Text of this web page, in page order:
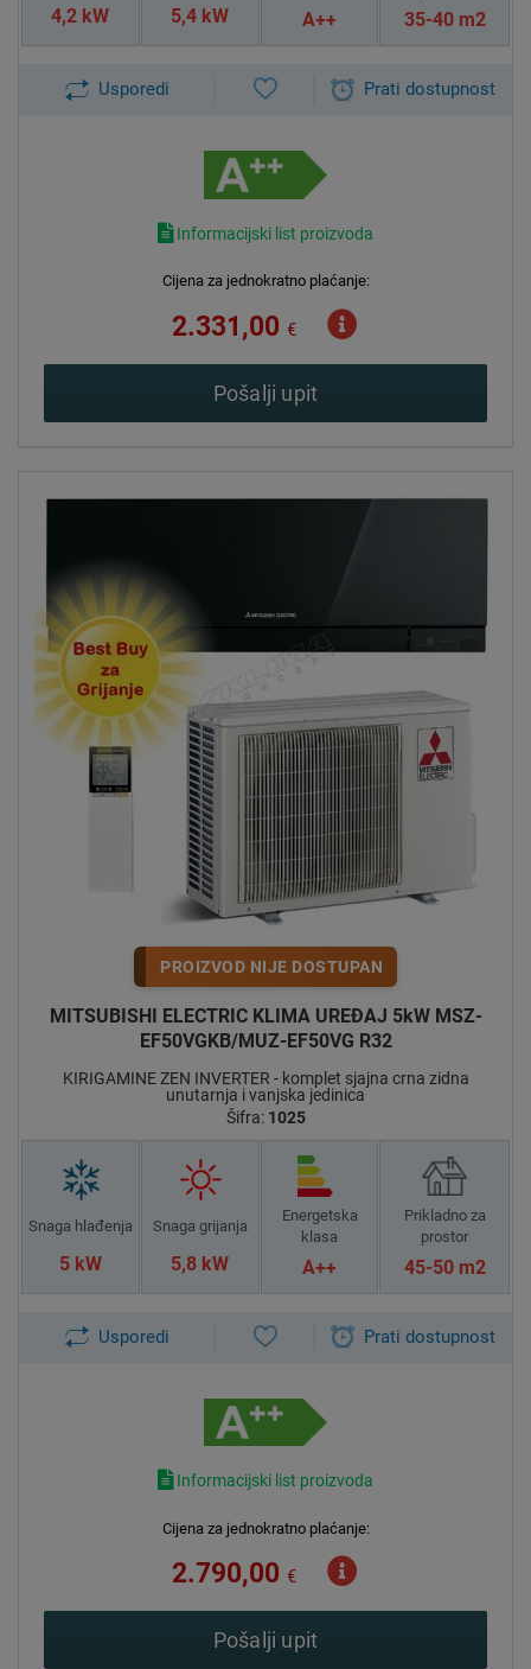
4,2 kW 5,4 kW A++ 35-40 m2
Usporedi Prati dostupnost
Informacijski list proizvoda
Cijena za jednokratno plaćanje:
2.331,00 €
Pošalji upit
PROIZVOD NIJE DOSTUPAN
MITSUBISHI ELECTRIC KLIMA UREĐAJ 5kW MSZ-
EF50VGKB/MUZ-EF50VG R32
KIRIGAMINE ZEN INVERTER - komplet sjajna crna zidna
unutarnja i vanjska jedinica
Šifra: 1025
Snaga hlađenja
5 kW
Snaga grijanja
5,8 kW
Energetska
klasa
A++
Prikladno za
prostor
45-50 m2
Usporedi Prati dostupnost
Informacijski list proizvoda
Cijena za jednokratno plaćanje:
2.790,00 €
Pošalji upit